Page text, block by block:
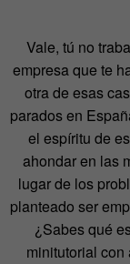
Vale, tú no
empresa que te
otra de esas
parados en
el espíritu de
ahondar en las
lugar de los
planteado ser
¿Sabes qué
minitutorial